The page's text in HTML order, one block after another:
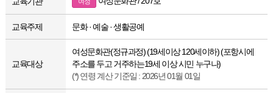
교육주제 문화 · 예술 · 생활공예
교육대상
여성문화관(정규과정) (19세이상 120세이하) (포항시에
주소를 두고 거주하는19세 이상 시민 누구나)
(*) 연령 계산 기준일 : 2026년 01월 01일